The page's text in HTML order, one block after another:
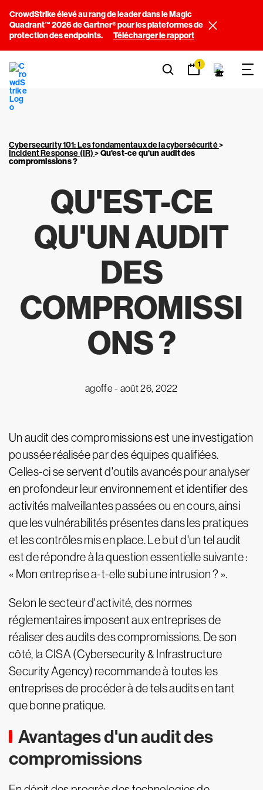
CrowdStrike élevé au rang de leader dans le Magic
Quadrant™ 2026 de Gartner® pour les plateformes de
protection des endpoints.
Télécharger le rapport
1
Cybersecurity 101: Les fondamentaux de la cybersécurité>
Incident Response (IR)>Qu'est-ce qu'unaudit des
compromissions?
QU'EST-CE
QU'UNAUDIT
DES
COMPROMISSI
ONS?
agoffe - août 26, 2022
Un audit des compromissions est une investigation
poussée réalisée par des équipes qualifiées.
Celles-ci se servent d'outils avancés pour analyser
en profondeur leur environnement et identifier des
activités malveillantes passées ou en cours, ainsi
que les vulnérabilités présentes dans les pratiques
et les contrôles mis en place. Le but d'un tel audit
est de répondre à la question essentielle suivante :
« Mon entreprise a-t-elle subi une intrusion ? ».
Selon le secteur d'activité, des normes
réglementaires imposent aux entreprises de
réaliser des audits des compromissions. De son
côté, la CISA (Cybersecurity & Infrastructure
Security Agency) recommande à toutes les
entreprises de procéder à de tels audits en tant
que bonne pratique.
Avantages d'un audit des
compromissions